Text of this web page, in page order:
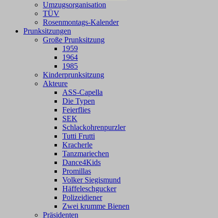
Umzugsorganisation
TÜV
Rosenmontags-Kalender
Prunksitzungen
Große Prunksitzung
1959
1964
1985
Kinderprunksitzung
Akteure
ASS-Capella
Die Typen
Feierflies
SEK
Schlackohrenpurzler
Tutti Frutti
Kracherle
Tanzmariechen
Dance4Kids
Promillas
Volker Siegismund
Häffeleschgucker
Polizeidiener
Zwei krumme Bienen
Präsidenten